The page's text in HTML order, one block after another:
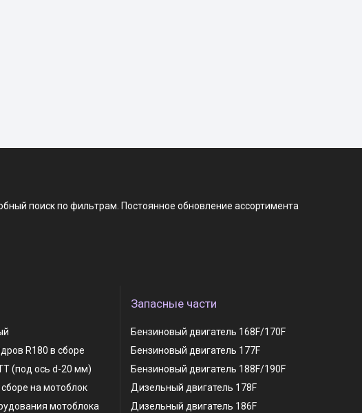
поиск по фильтрам. Постоянное обновление ассортимента
R180 в сборе
(под ось d-20 мм)
на мотоблок
мотоблока
Запасные части
Бензиновый двигатель 168F/170F
Бензиновый двигатель 177F
Бензиновый двигатель 188F/190F
Дизельный двигатель 178F
Дизельный двигатель 186F